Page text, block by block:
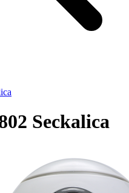
Seckalica